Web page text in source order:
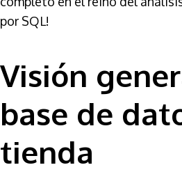
por SQL!
Visión
base de
tienda